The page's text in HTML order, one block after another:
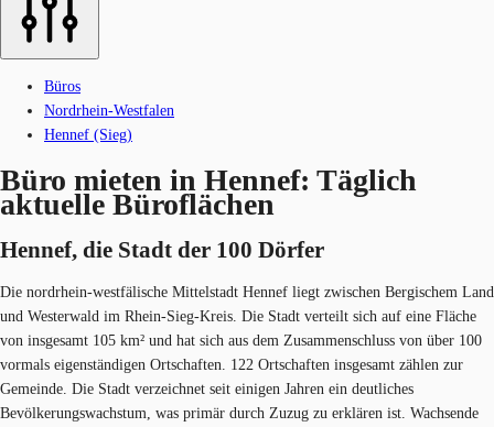
Büros
Nordrhein-Westfalen
Hennef (Sieg)
Büro mieten in Hennef: Täglich
aktuelle Büroflächen
Hennef, die Stadt der 100 Dörfer
Die nordrhein-westfälische Mittelstadt Hennef liegt zwischen Bergischem Land
und Westerwald im Rhein-Sieg-Kreis. Die Stadt verteilt sich auf eine Fläche
von insgesamt 105 km² und hat sich aus dem Zusammenschluss von über 100
vormals eigenständigen Ortschaften. 122 Ortschaften insgesamt zählen zur
Gemeinde. Die Stadt verzeichnet seit einigen Jahren ein deutliches
Bevölkerungswachstum, was primär durch Zuzug zu erklären ist. Wachsende